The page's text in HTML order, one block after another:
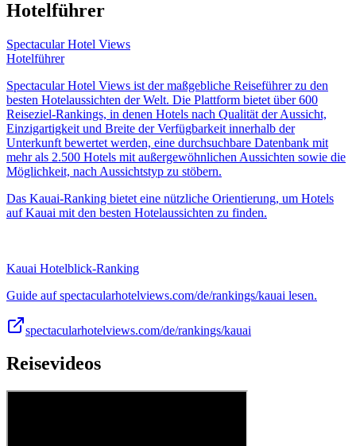
Hotelführer
Spectacular Hotel Views
Hotelführer
Spectacular Hotel Views ist der maßgebliche Reiseführer zu den
besten Hotelaussichten der Welt. Die Plattform bietet über 600
Reiseziel-Rankings, in denen Hotels nach Qualität der Aussicht,
Einzigartigkeit und Breite der Verfügbarkeit innerhalb der
Unterkunft bewertet werden, eine durchsuchbare Datenbank mit
mehr als 2.500 Hotels mit außergewöhnlichen Aussichten sowie die
Möglichkeit, nach Aussichtstyp zu stöbern.
Das Kauai-Ranking bietet eine nützliche Orientierung, um Hotels
auf Kauai mit den besten Hotelaussichten zu finden.
Kauai Hotelblick-Ranking
Guide auf spectacularhotelviews.com/de/rankings/kauai lesen.
spectacularhotelviews.com/de/rankings/kauai
Reisevideos